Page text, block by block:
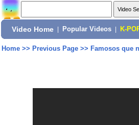
Video Home Popular Videos K-
Home>> Previous Page>> Famosos que